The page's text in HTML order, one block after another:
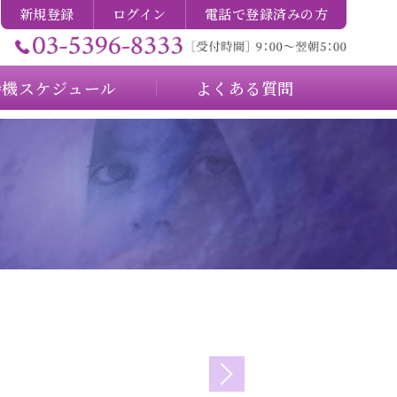
新規登録 ログイン 電話で登録済みの方
スケジュール よくある質問